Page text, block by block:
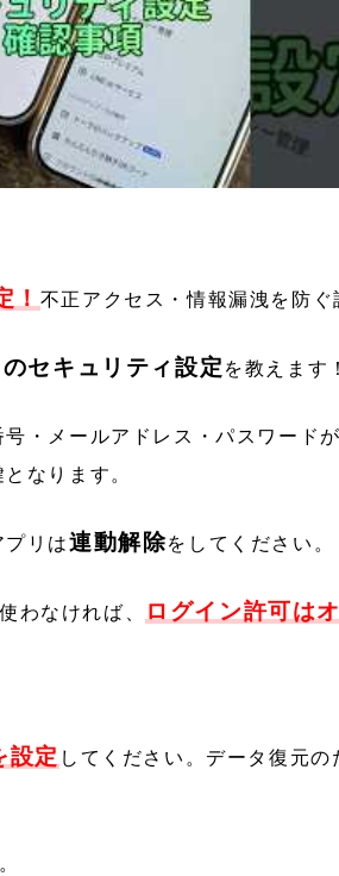
！ 不正アクセス・情報漏洩を防ぐ
セキュリティ設定 を教えます！
号・メールアドレス・パスワード
なります。
リは連動解除をしてください。
わなければ、 ログイン許可は
設定 してください。データ復元の